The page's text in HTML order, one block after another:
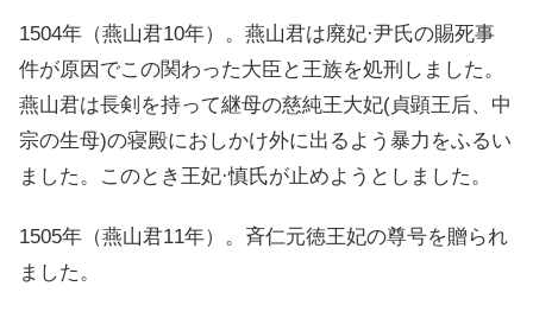
1504年（燕山君10年）。燕山君は廃妃·尹氏の賜死事
件が原因でこの関わった大臣と王族を処刑しました。
燕山君は長剣を持って継母の慈純王大妃(貞顕王后、中
宗の生母)の寝殿におしかけ外に出るよう暴力をふるい
ました。このとき王妃·慎氏が止めようとしました。
1505年（燕山君11年）。斉仁元徳王妃の尊号を贈られ
ました。